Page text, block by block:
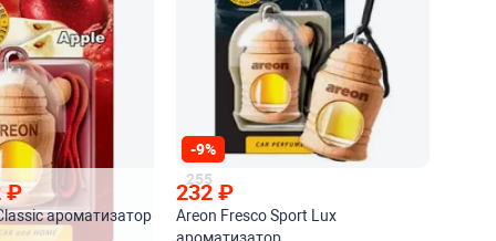
₽
ароматизатор
-9%
255
232₽
Areon Fresco Sport Lux